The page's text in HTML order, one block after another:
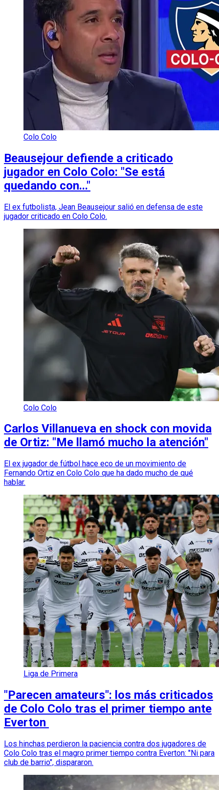
Colo Colo
Beausejour defiende a criticado
jugador en Colo Colo: "Se está
quedando con..."
El ex futbolista, Jean Beausejour salió en defensa de este
jugador criticado en Colo Colo.
Colo Colo
Carlos Villanueva en shock con movida
de Ortiz: "Me llamó mucho la atención"
El ex jugador de fútbol hace eco de un movimiento de
Fernando Ortiz en Colo Colo que ha dado mucho de qué
hablar.
Liga de Primera
"Parecen amateurs": los más criticados
de Colo Colo tras el primer tiempo ante
Everton
Los hinchas perdieron la paciencia contra dos jugadores de
Colo Colo tras el magro primer tiempo contra Everton: "Ni para
club de barrio", dispararon.